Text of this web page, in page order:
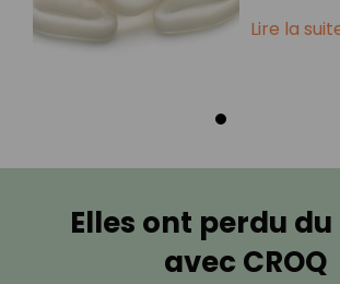
Lire la
Elles ont perdu
avec CROQ